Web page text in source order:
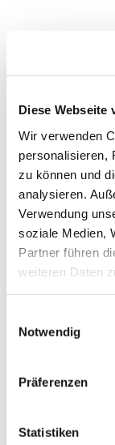
Diese Webseite
Wir verwenden
personalisieren,
zu können und
analysieren.
Verwendung
soziale Medien,
Partner führen
weiteren Daten
Notwendig
Präferenzen
Statistiken